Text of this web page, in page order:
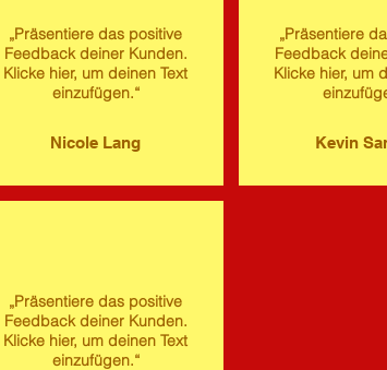
„Präsentiere das positive
Feedback deiner Kunden.
Klicke hier, um deinen Text
einzufügen.“
Nicole Lang
„Präsentiere
Feedback
Klicke hier, um
Kevin
„Präsentiere das positive
Feedback deiner Kunden.
Klicke hier, um deinen Text
einzufügen.“